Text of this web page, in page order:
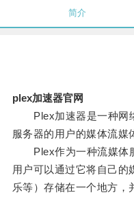
简介
plex加速器官网
Plex加速器是一种网
服务器的用户的媒体流媒
Plex作为一种流媒体服
用户可以通过它将自己的
乐等）存储在一个地方，